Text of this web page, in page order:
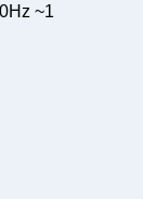
~1